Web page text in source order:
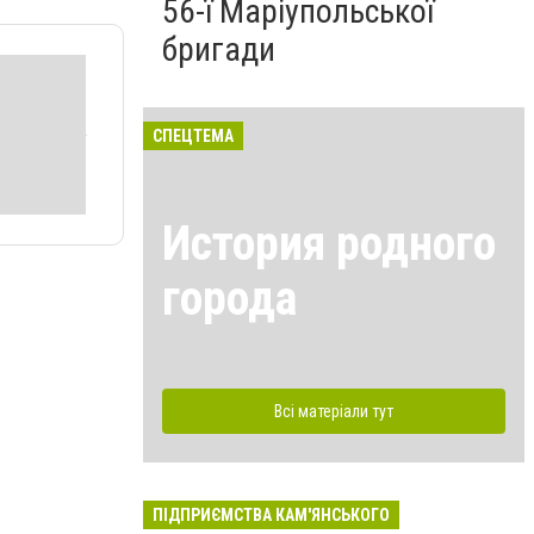
56-ї Маріупольської
бригади
СПЕЦТЕМА
История родного
города
Всі матеріали тут
ПІДПРИЄМСТВА КАМ'ЯНСЬКОГО